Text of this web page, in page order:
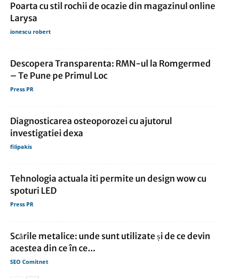
Poarta cu stil rochii de ocazie din magazinul online
Larysa
ionescu robert
Descopera Transparenta: RMN-ul la Romgermed
– Te Pune pe Primul Loc
Press PR
Diagnosticarea osteoporozei cu ajutorul
investigatiei dexa
filipakis
Tehnologia actuala iti permite un design wow cu
spoturi LED
Press PR
Scările metalice: unde sunt utilizate și de ce devin
acestea din ce în ce...
SEO Comitnet